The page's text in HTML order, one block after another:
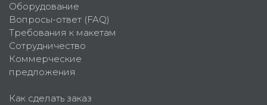
Оборудование
Вопросы-ответ (FAQ)
Требования к макетам
Сотрудничество
Коммерческие
предложения
Как сделать заказ